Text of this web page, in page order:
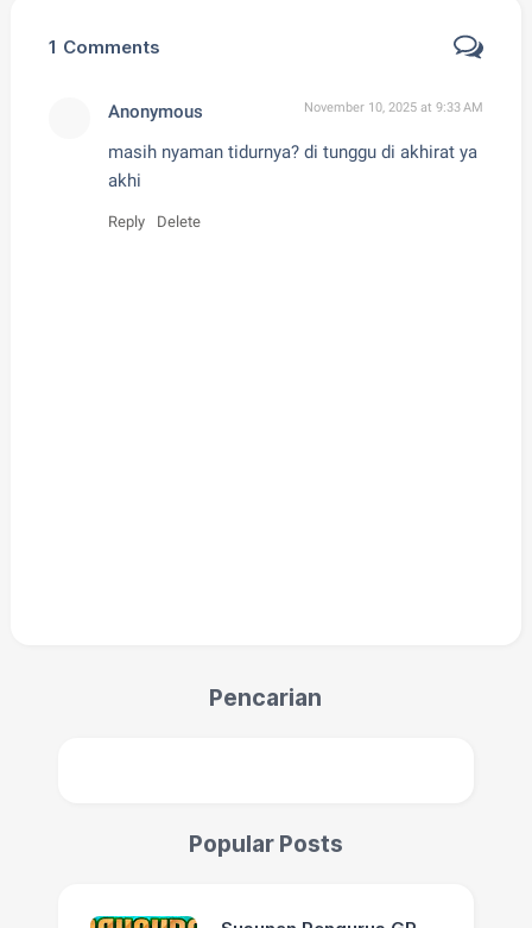
1 Comments
Anonymous November 10, 2025 at 9:33 AM
masih nyaman tidurnya? di tunggu di akhirat ya
akhi
Reply Delete
Pencarian
Popular Posts